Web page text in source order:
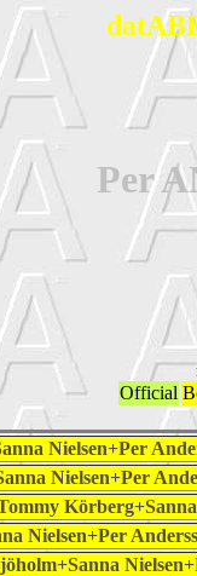
Per
Official
Nielsen+Per
Nielsen+Per
Nielsen+Per